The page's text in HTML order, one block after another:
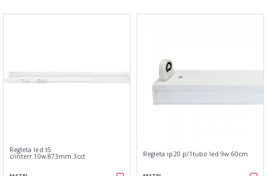
Regleta led t5
c/interr.10w.873mm.3cct Regleta ip20 p/1tubo led 9w.60cm